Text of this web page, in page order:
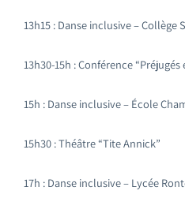
13h15 : Danse inclusive – Collège
13h30-15h : Conférence
15h : Danse inclusive – École
15h30 : Théâtre “Tite Annick”
17h : Danse inclusive – Lycée